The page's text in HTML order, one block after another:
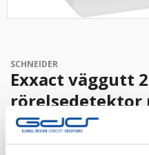
SCHNEIDER
Exxact väggutt
rörelsedetektor
vit
Exxact vägguttag 2-vägs,